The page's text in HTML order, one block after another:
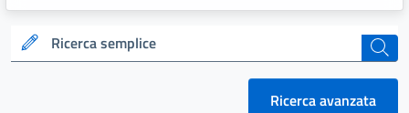
Ricerca semplice cerca
Ricerca avanzata